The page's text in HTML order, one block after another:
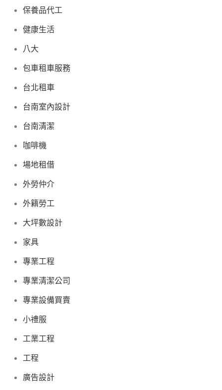
保養品代工
健康生活
八大
包車租車服務
台北租車
台南室內設計
台南清潔
咖啡機
場地租借
外勞仲介
外籍勞工
大坪數設計
家具
專業工程
專業清潔公司
專業設備買賣
小禮服
工業工程
工程
廣告設計